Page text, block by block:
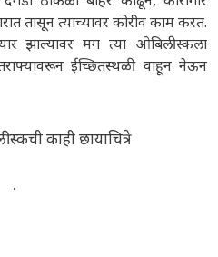
तासून त्याच्यावर कोरीव काम करत.
झाल्यावर मग त्या ओबिलीस्कला
ईच्छितस्थळी वाहून नेऊन
काही छायाचित्रे
.